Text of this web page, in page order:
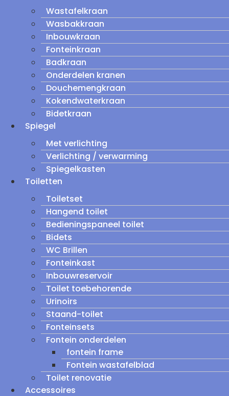
Wastafelkraan
Wasbakkraan
Inbouwkraan
Fonteinkraan
Badkraan
Onderdelen kranen
Douchemengkraan
Kokendwaterkraan
Bidetkraan
Spiegel
Met verlichting
Verlichting / verwarming
Spiegelkasten
Toiletten
Toiletset
Hangend toilet
Bedieningspaneel toilet
Bidets
WC Brillen
Fonteinkast
Inbouwreservoir
Toilet toebehorende
Urinoirs
Staand-toilet
Fonteinsets
Fontein onderdelen
fontein frame
Fontein wastafelblad
Toilet renovatie
Accessoires